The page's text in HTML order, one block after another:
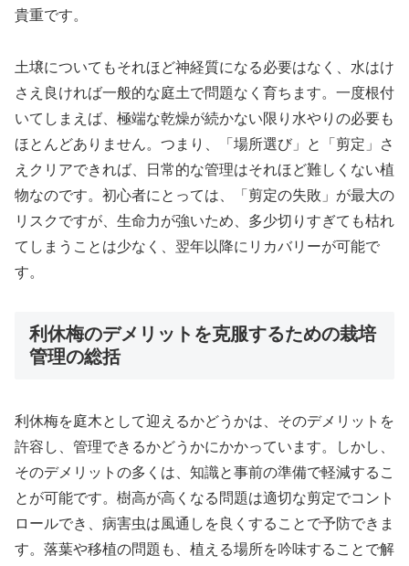
貴重です。
土壌についてもそれほど神経質になる必要はなく、水はけ
さえ良ければ一般的な庭土で問題なく育ちます。一度根付
いてしまえば、極端な乾燥が続かない限り水やりの必要も
ほとんどありません。つまり、「場所選び」と「剪定」さ
えクリアできれば、日常的な管理はそれほど難しくない植
物なのです。初心者にとっては、「剪定の失敗」が最大の
リスクですが、生命力が強いため、多少切りすぎても枯れ
てしまうことは少なく、翌年以降にリカバリーが可能で
す。
利休梅のデメリットを克服するための栽培
管理の総括
利休梅を庭木として迎えるかどうかは、そのデメリットを
許容し、管理できるかどうかにかかっています。しかし、
そのデメリットの多くは、知識と事前の準備で軽減するこ
とが可能です。樹高が高くなる問題は適切な剪定でコント
ロールでき、病害虫は風通しを良くすることで予防できま
す。落葉や移植の問題も、植える場所を吟味することで解